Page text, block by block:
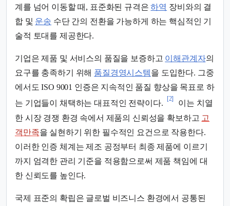
계를 넘어 이동할 때, 표준화된 규격은하역 장비와의 결
합 및 운송 수단 간의 전환을 가능하게 하는 핵심적인 기
술적 토대를 제공한다.
기업은 제품 및 서비스의 품질을 보증하고 이해관계자의
요구를 충족하기 위해 품질경영시스템을 도입한다. 그중
에서도 ISO 9001 인증은 지속적인 품질 향상을 목표로 하
는 기업들이 채택하는 대표적인 전략이다.
[2]
이는 치열
한 시장 경쟁 환경 속에서 제품의 신뢰성을 확보하고 고
객만족을 실현하기 위한 필수적인 요건으로 작용한다.
이러한 인증 체계는 제조 공정부터 최종 제품에 이르기
까지 엄격한 관리 기준을 적용함으로써 제품 책임에 대
한 신뢰도를 높인다.
국제 표준의 확립은 글로벌 비즈니스 환경에서 공통된